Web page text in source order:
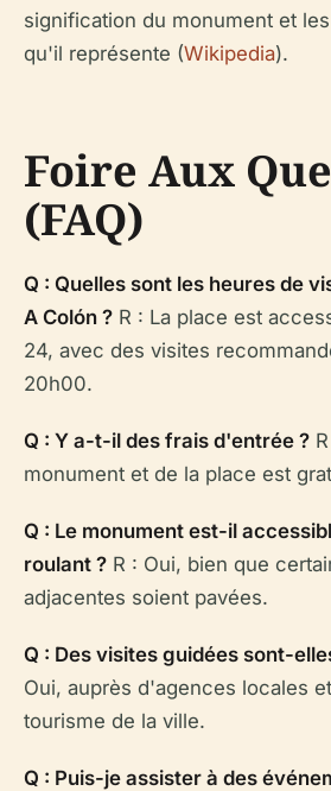
signification du monument et
qu'il représente (Wikipedia).
Foire Aux
(FAQ)
Q : Quelles sont les heures de
A Colón ? R : La place est
24, avec des visites
20h00.
Q : Y a-t-il des frais d'entrée ?
monument et de la place est
Q : Le monument est-il
roulant ? R : Oui, bien que
adjacentes soient pavées.
Q : Des visites guidées sont-
Oui, auprès d'agences locales
tourisme de la ville.
Q : Puis-je assister à des